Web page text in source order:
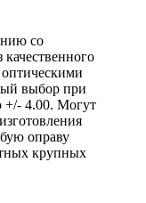
со
выбор при
+/- 4.00. Могут
оправу
крупных